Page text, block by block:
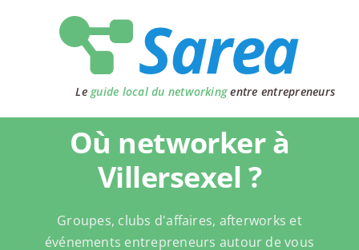
Le guide local du networkingentre entrepreneurs
Où networker à
Villersexel ?
Groupes, clubs d'affaires, afterworks et
événements entrepreneurs autour de vous